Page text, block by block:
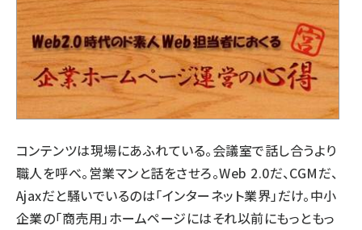
コンテンツは現場にあふれている。会議室で話し合うより
職人を呼べ。営業マンと話をさせろ。Web 2.0だ、CGMだ、
Ajaxだと騒いでいるのは「インターネット業界」だけ。中小
企業の「商売用」ホームページにはそれ以前にもっともっ